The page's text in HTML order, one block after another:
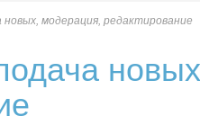
новых, модерация, редактирование